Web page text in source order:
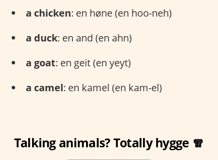
a chicken: en høne (en hoo-neh)
a duck: en and (en ahn)
a goat: en geit (en yeyt)
a camel: en kamel (en kam-el)
Talking animals? Totally hygge 🧣